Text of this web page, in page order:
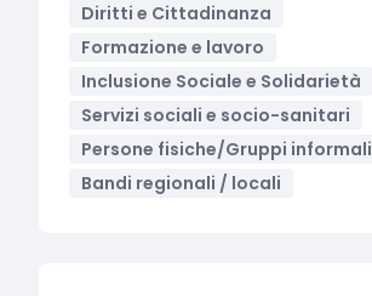
Diritti e Cittadinanza
Formazione e lavoro
Inclusione Sociale e Solidarietà
Servizi sociali e socio-sanitari
Persone fisiche/Gruppi informali
Bandi regionali / locali